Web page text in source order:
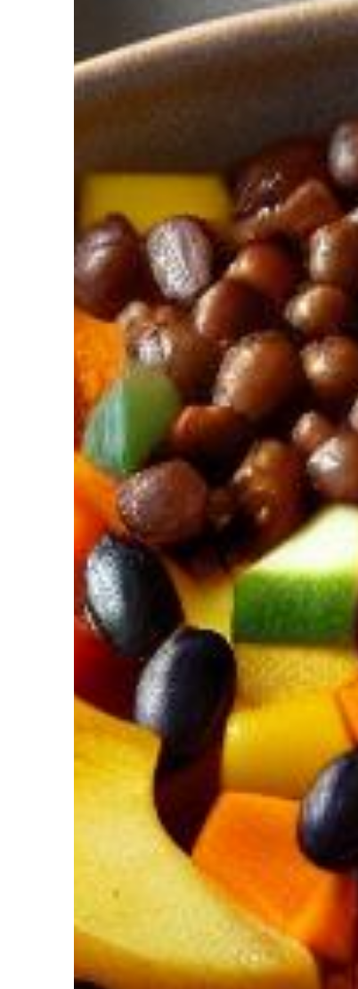
diriez-vous d’avoir Votre coach
de l’Intelligence Artificielle à votre service pour perdre
Découvrez NutriCoach AI et atteignez vos objectifs
avec un rééquilibrage alimentaire !
de 50% de réduction pour tester
code promo sur votre accompagnement Nutrition par